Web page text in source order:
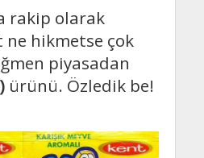
rakip olarak
ne hikmetse çok
piyasadan
ürünü. Özledik be!